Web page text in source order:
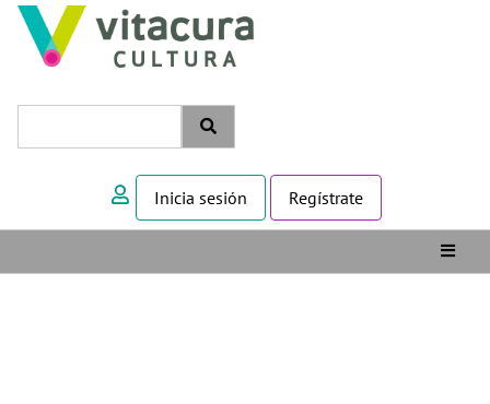
Inicia sesión Regístrate